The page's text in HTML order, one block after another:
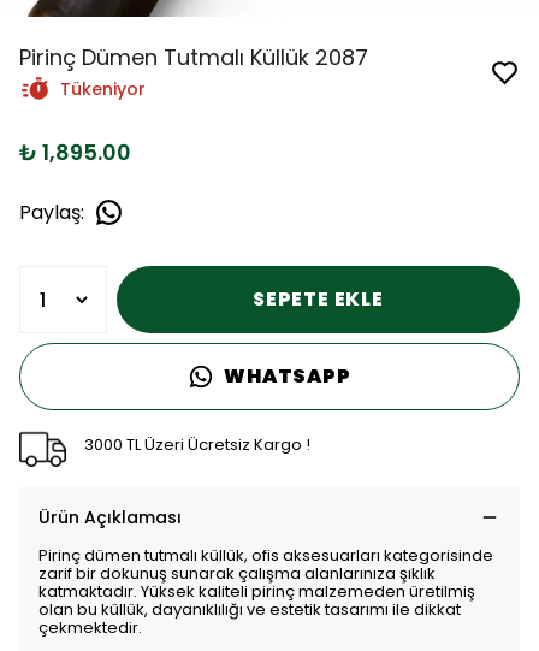
Pirinç Dümen Tutmalı Küllük 2087
Tükeniyor
₺ 1,895.00
Paylaş:
SEPETE EKLE
WHATSAPP
3000 TL Üzeri Ücretsiz Kargo !
Ürün Açıklaması
Pirinç dümen tutmalı küllük, ofis aksesuarları kategorisinde
zarif bir dokunuş sunarak çalışma alanlarınıza şıklık
katmaktadır. Yüksek kaliteli pirinç malzemeden üretilmiş
olan bu küllük, dayanıklılığı ve estetik tasarımı ile dikkat
çekmektedir.